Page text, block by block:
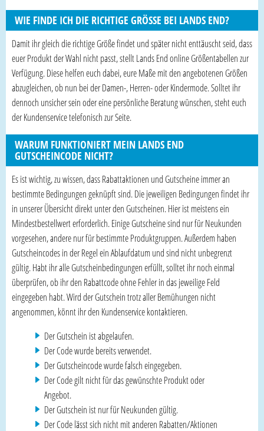
WIE FINDE ICH DIE RICHTIGE GRÖSSE BEI LANDS END?
Damit ihr gleich die richtige Größe findet und später nicht enttäuscht seid, dass
euer Produkt der Wahl nicht passt, stellt Lands End online Größentabellen zur
Verfügung. Diese helfen euch dabei, eure Maße mit den angebotenen Größen
abzugleichen, ob nun bei der Damen-, Herren- oder Kindermode. Solltet ihr
dennoch unsicher sein oder eine persönliche Beratung wünschen, steht euch
der Kundenservice telefonisch zur Seite.
WARUM FUNKTIONIERT MEIN LANDS END
GUTSCHEINCODE NICHT?
Es ist wichtig, zu wissen, dass Rabattaktionen und Gutscheine immer an
bestimmte Bedingungen geknüpft sind. Die jeweiligen Bedingungen findet ihr
in unserer Übersicht direkt unter den Gutscheinen. Hier ist meistens ein
Mindestbestellwert erforderlich. Einige Gutscheine sind nur für Neukunden
vorgesehen, andere nur für bestimmte Produktgruppen. Außerdem haben
Gutscheincodes in der Regel ein Ablaufdatum und sind nicht unbegrenzt
gültig. Habt ihr alle Gutscheinbedingungen erfüllt, solltet ihr noch einmal
überprüfen, ob ihr den Rabattcode ohne Fehler in das jeweilige Feld
eingegeben habt. Wird der Gutschein trotz aller Bemühungen nicht
angenommen, könnt ihr den Kundenservice kontaktieren.
Der Gutschein ist abgelaufen.
Der Code wurde bereits verwendet.
Der Gutscheincode wurde falsch eingegeben.
Der Code gilt nicht für das gewünschte Produkt oder
Angebot.
Der Gutschein ist nur für Neukunden gültig.
Der Code lässt sich nicht mit anderen Rabatten/Aktionen